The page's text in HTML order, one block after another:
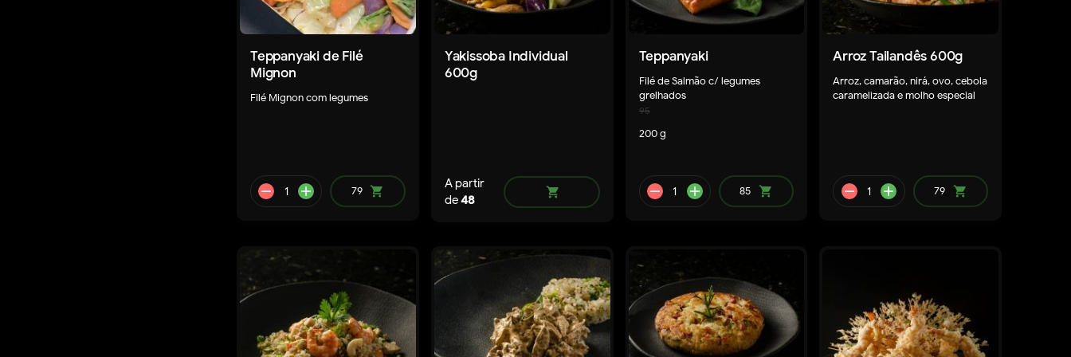
Teppanyaki de Filé
Mignon
Filé Mignon com legumes
79 shopping_cart
Yakissoba Individual
600g
A partir
de48
shopping_cart
Teppanyaki
Filé de Salmão c/ legumes
grelhados
95
200 g
85 shopping_cart
Arroz Tailandês 600g
Arroz, camarão, nirá, ovo, cebola
caramelizada e molho especial
79 shopping_cart